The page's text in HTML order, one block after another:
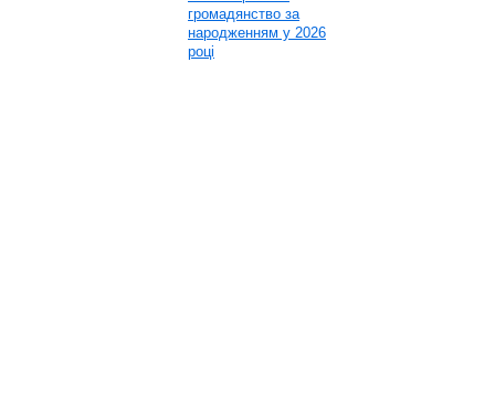
громадянство за
народженням у 2026
році